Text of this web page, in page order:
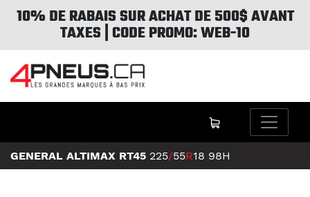
10% DE RABAIS SUR ACHAT DE 500$ AVANT
TAXES | CODE PROMO: WEB-10
GENERAL ALTIMAX RT45 225/55R18 98H